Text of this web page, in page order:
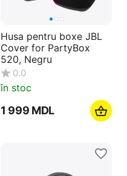
Husa pentru boxe JBL
Cover for PartyBox
520, Negru
0.0
în stoc
1 999 MDL